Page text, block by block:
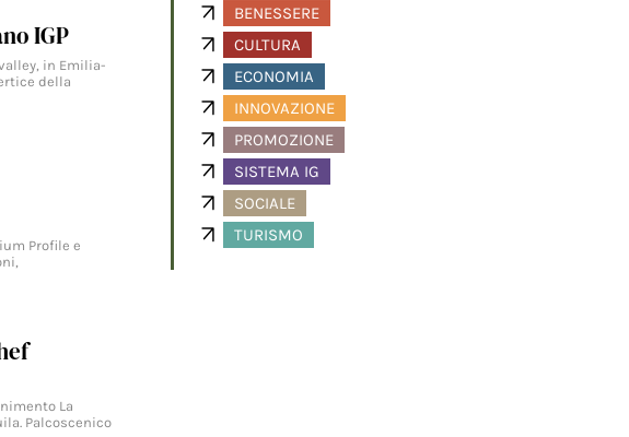
IGP
in Emilia-
della
Profile e
La
Palcoscenico
BENESSERE
CULTURA
ECONOMIA
INNOVAZIONE
PROMOZIONE
SISTEMA IG
SOCIALE
TURISMO